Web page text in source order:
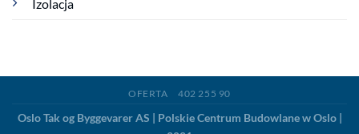
Izolacja
OFERTA 402 255 90
Oslo Tak og Byggevarer AS | Polskie Centrum Budowlane w Oslo |